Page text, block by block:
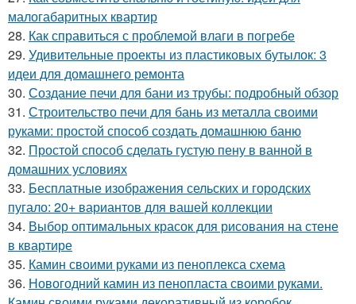
малогабаритных квартир
28. Как справиться с проблемой влаги в погребе
29. Удивительные проекты из пластиковых бутылок: 3
идеи для домашнего ремонта
30. Создание печи для бани из трубы: подробный обзор
31. Строительство печи для бань из металла своими
руками: простой способ создать домашнюю баню
32. Простой способ сделать густую пену в ванной в
домашних условиях
33. Бесплатные изображения сельских и городских
пугало: 20+ вариантов для вашей коллекции
34. Выбор оптимальных красок для рисования на стене
в квартире
35. Камин своими руками из пеноплекса схема
36. Новогодний камин из пенопласта своими руками.